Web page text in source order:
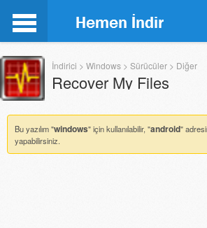
İndirici > Windows > Sürücüler > Diğer
Recover My Files
Bu yazılım "windows" için kullanılabilir, "android"
yapabilirsiniz.